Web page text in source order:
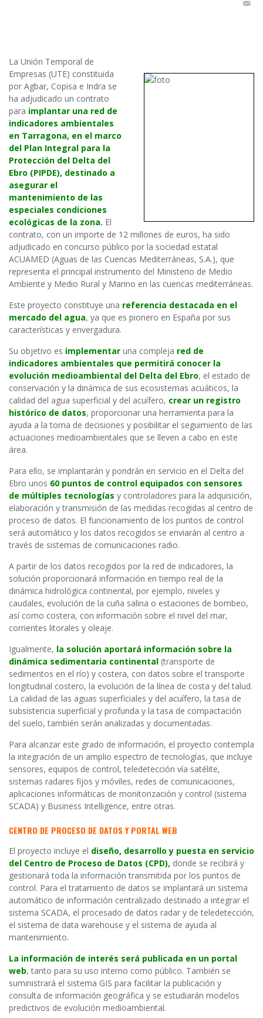
La Unión Temporal de
Empresas (UTE) constituida
por Agbar, Copisa e Indra se
ha adjudicado un contrato
para implantar una red de
indicadores ambientales
en Tarragona, en el marco
del Plan Integral para la
Protección del Delta del
Ebro (PIPDE), destinado a
asegurar el
mantenimiento de las
especiales condiciones
ecológicas de la zona. El
contrato, con un importe de 12 millones de euros, ha sido
adjudicado en concurso público por la sociedad estatal
ACUAMED (Aguas de las Cuencas Mediterráneas, S.A.), que
representa el principal instrumento del Ministerio de Medio
Ambiente y Medio Rural y Marino en las cuencas mediterráneas.
Este proyecto constituye una referencia destacada en el
mercado del agua, ya que es pionero en España por sus
características y envergadura.
Su objetivo es implementar una compleja red de
indicadores ambientales que permitirá conocer la
evolución medioambiental del Delta del Ebro, el estado de
conservación y la dinámica de sus ecosistemas acuáticos, la
calidad del agua superficial y del acuífero, crear un registro
histórico de datos, proporcionar una herramienta para la
ayuda a la toma de decisiones y posibilitar el seguimiento de las
actuaciones medioambientales que se lleven a cabo en este
área.
Para ello, se implantarán y pondrán en servicio en el Delta del
Ebro unos 60 puntos de control equipados con sensores
de múltiples tecnologías y controladores para la adquisición,
elaboración y transmisión de las medidas recogidas al centro de
proceso de datos. El funcionamiento de los puntos de control
será automático y los datos recogidos se enviarán al centro a
través de sistemas de comunicaciones radio.
A partir de los datos recogidos por la red de indicadores, la
solución proporcionará información en tiempo real de la
dinámica hidrológica continental, por ejemplo, niveles y
caudales, evolución de la cuña salina o estaciones de bombeo,
así como costera, con información sobre el nivel del mar,
corrientes litorales y oleaje.
Igualmente, la solución aportará información sobre la
dinámica sedimentaria continental (transporte de
sedimentos en el río) y costera, con datos sobre el transporte
longitudinal costero, la evolución de la línea de costa y del talud.
La calidad de las aguas superficiales y del acuífero, la tasa de
subsistencia superficial y profunda y la tasa de compactación
del suelo, también serán analizadas y documentadas.
Para alcanzar este grado de información, el proyecto contempla
la integración de un amplio espectro de tecnologías, que incluye
sensores, equipos de control, teledetección vía satélite,
sistemas radares fijos y móviles, redes de comunicaciones,
aplicaciones informáticas de monitorización y control (sistema
SCADA) y Business Intelligence, entre otras.
CENTRO DE PROCESO DE DATOS Y PORTAL WEB
El proyecto incluye el diseño, desarrollo y puesta en servicio
del Centro de Proceso de Datos (CPD), donde se recibirá y
gestionará toda la información transmitida por los puntos de
control. Para el tratamiento de datos se implantará un sistema
automático de información centralizado destinado a integrar el
sistema SCADA, el procesado de datos radar y de teledetección,
el sistema de data warehouse y el sistema de ayuda al
mantenimiento.
La información de interés será publicada en un portal
web, tanto para su uso interno como público. También se
suministrará el sistema GIS para facilitar la publicación y
consulta de información geográfica y se estudiarán modelos
predictivos de evolución medioambiental.